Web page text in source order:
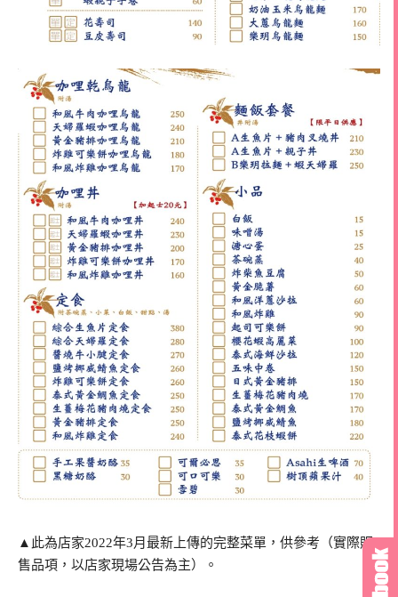
▲此為店家2022年3月最新上傳的完整菜單，供參考（實際販
售品項，以店家現場公告為主）。